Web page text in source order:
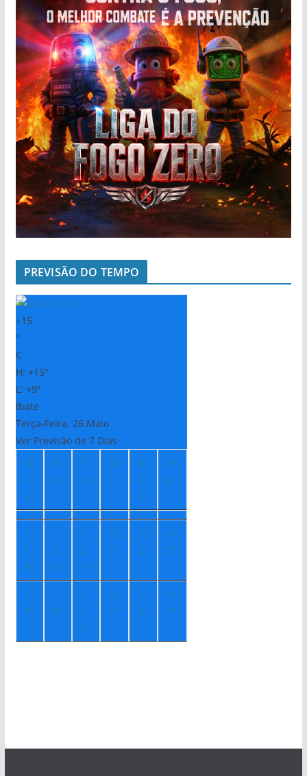
PREVISÃO DO TEMPO
+15
°
C
H: +15°
L: +9°
Ibate
Terça-Feira, 26 Maio
Ver Previsão de 7 Dias
Q
u
a
Q
ui
S
ex
Sá
b
D
o
m
Se
g
+
1
8°
+
2
0°
+
2
1°
+2
1°
+2
2°
+2
2°
+
7°
+
8°
+
1
0°
+1
1°
+1
2°
+1
4°